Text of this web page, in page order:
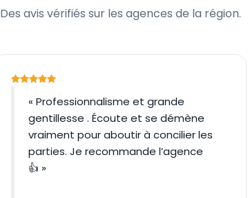
Des avis vérifiés sur les agences de la région.
« Professionnalisme et grande
gentillesse . Écoute et se démène
vraiment pour aboutir à concilier les
parties. Je recommande l’agence
👍 »